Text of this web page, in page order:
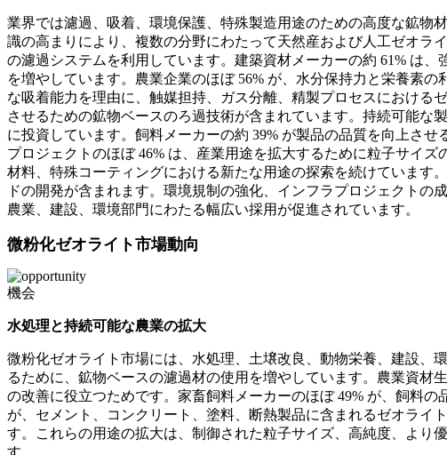
業界では濾過、吸着、環境保護、特殊製造用途のための高度な鉱物
識の高まりにより、複数の分野にわたって天然産および人工ゼオラ
の濾過システムを利用しています。建築資材メーカーの約 61% は
を増やしています。農業企業のほぼ 56% が、水分保持力と栄養素
な吸着能力を理由に、触媒担持、ガス分離、精製プロセスにおける
させるための鉱物ベースのろ過技術が含まれています。持続可能な
に投資しています。飼料メーカーの約 39% が製品の品質を向上さ
プロジェクトのほぼ 46% は、産業用途を拡大するために粒子サイ
材料、特殊コーティングにおける新たな用途の探索を続けています
ドの開発が含まれます。環境規制の強化、インフラプロジェクトの
農業、建設、環境部門にわたる幅広い採用が促進されています。
微粉化ゼオライト市場動向
機会
水処理と持続可能な農業の拡大
微粉化ゼオライト市場には、水処理、土壌改良、動物栄養、建設、
るために、鉱物ベースの濾過材の使用を増やしています。農業資材
の改善に役立つためです。家畜飼料メーカーのほぼ 49% が、飼料
が、セメント、コンクリート、塗料、断熱製品に含まれるゼオライ
す。これらの用途の拡大は、制御された粒子サイズ、高純度、より